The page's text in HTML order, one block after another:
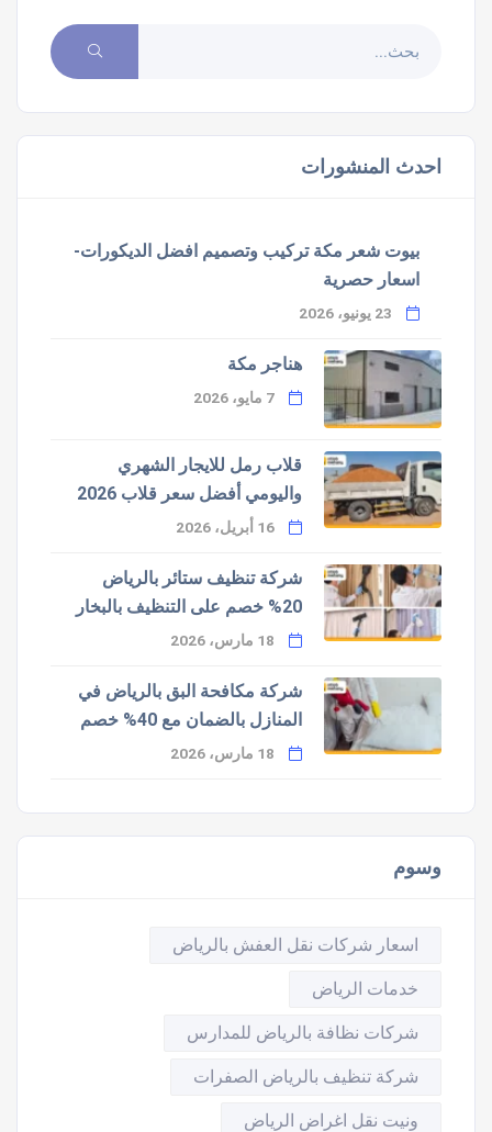
احدث المنشورات
بيوت شعر مكة تركيب وتصميم افضل الديكورات-
اسعار حصرية
هناجر مكة
قلاب رمل للايجار الشهري
واليومي أفضل سعر قلاب 2026
شركة تنظيف ستائر بالرياض
20% خصم على التنظيف بالبخار
شركة مكافحة البق بالرياض في
المنازل بالضمان مع 40% خصم
وسوم
اسعار شركات نقل العفش بالرياض
خدمات الرياض
شركات نظافة بالرياض للمدارس
شركة تنظيف بالرياض الصفرات
ونيت نقل اغراض الرياض